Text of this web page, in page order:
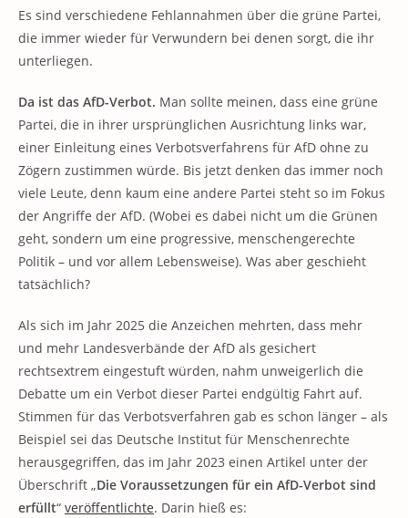
Es sind verschiedene Fehlannahmen über die grüne Partei,
die immer wieder für Verwundern bei denen sorgt, die ihr
unterliegen.
Da ist das AfD-Verbot. Man sollte meinen, dass eine grüne
Partei, die in ihrer ursprünglichen Ausrichtung links war,
einer Einleitung eines Verbotsverfahrens für AfD ohne zu
Zögern zustimmen würde. Bis jetzt denken das immer noch
viele Leute, denn kaum eine andere Partei steht so im Fokus
der Angriffe der AfD. (Wobei es dabei nicht um die Grünen
geht, sondern um eine progressive, menschengerechte
Politik – und vor allem Lebensweise). Was aber geschieht
tatsächlich?
Als sich im Jahr 2025 die Anzeichen mehrten, dass mehr
und mehr Landesverbände der AfD als gesichert
rechtsextrem eingestuft würden, nahm unweigerlich die
Debatte um ein Verbot dieser Partei endgültig Fahrt auf.
Stimmen für das Verbotsverfahren gab es schon länger – als
Beispiel sei das Deutsche Institut für Menschenrechte
herausgegriffen, das im Jahr 2023 einen Artikel unter der
Überschrift „Die Voraussetzungen für ein AfD-Verbot sind
erfüllt“ veröffentlichte. Darin hieß es: